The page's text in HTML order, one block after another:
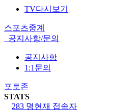
TV다시보기
스포츠중계
공지사항/문의
공지사항
1:1문의
포토존
STATS
283 명현재 접속자